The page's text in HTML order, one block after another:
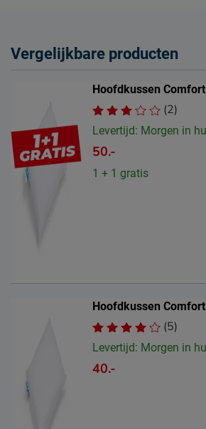
Naam
Postbus
Emailadres
Vergelijkbare producten
Hoofdkussen
(2)
Levertijd: Morgen in
50.-
1 + 1 gratis
Hoofdkussen
(5)
Levertijd: Morgen in
40.-